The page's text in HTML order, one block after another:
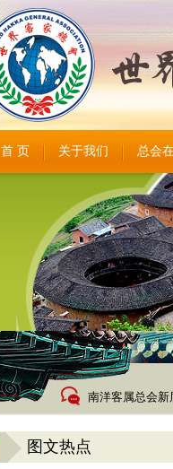
首 页 关于我们 总会
南洋客属总会
图文热点